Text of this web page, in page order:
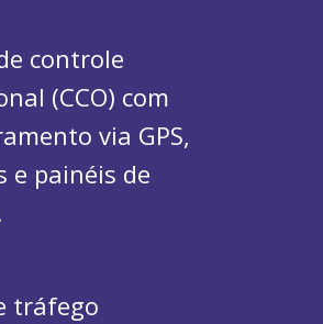
controle
(CCO) com
via GPS,
e painéis de
tráfego